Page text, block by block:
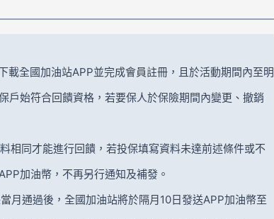
載全國加油站APP並完成會員註冊，且於活動期間內至明
戶始符合回饋資格，若要保人於保險期間內變更、撤銷
相同才能進行回饋，若投保填寫資料未達前述條件或不
加油幣，不再另行通知及補發。
月通過後，全國加油站將於隔月10日發送APP加油幣至